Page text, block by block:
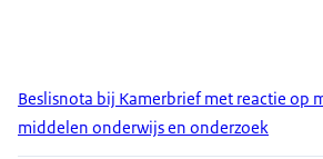
Beslisnota bij Kamerbrief met reactie op
middelen onderwijs en onderzoek